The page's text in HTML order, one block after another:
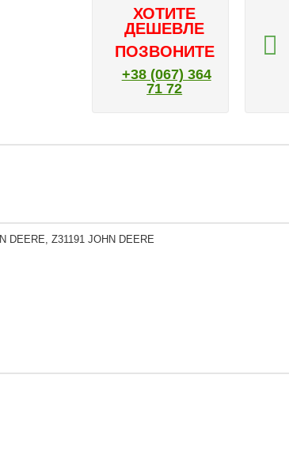
ХОТИТЕ
ДЕШЕВЛЕ
ПОЗВОНИТЕ
+38 (067) 364
71 72
DEERE, Z31191 JOHN DEERE